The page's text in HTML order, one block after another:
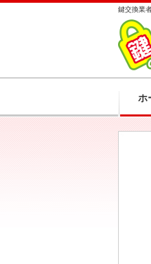
鍵交換業
ホ